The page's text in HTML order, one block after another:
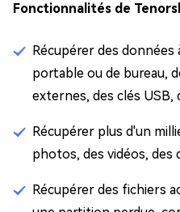
Fonctionnalités de
Récupérer des
portable ou de bureau,
externes, des clés USB,
Récupérer plus d'un
photos, des vidéos, des
Récupérer des fichiers